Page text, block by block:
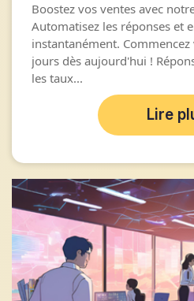
Boostez vos ventes avec
Automatisez les réponses et
instantanément.
jours dès aujourd'hui !
les taux...
Lire